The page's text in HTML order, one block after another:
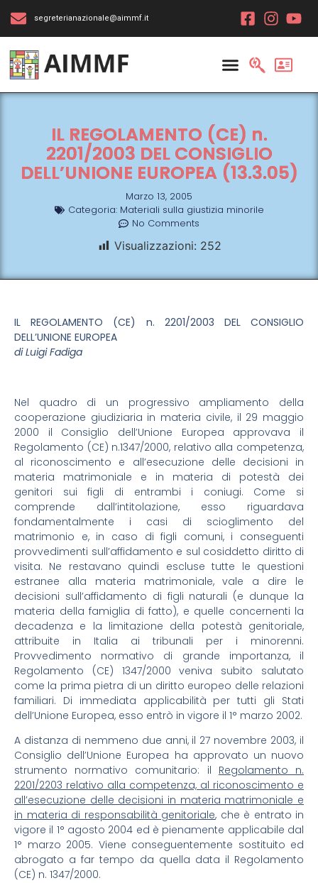
segreterianazionale@aimmf.it
IL REGOLAMENTO (CE) n.
2201/2003 DEL CONSIGLIO
DELL’UNIONE EUROPEA (13.3.05)
Marzo 13, 2005
Categoria: Materiali sulla giustizia minorile
No Comments
Visualizzazioni: 252
IL REGOLAMENTO (CE) n. 2201/2003 DEL CONSIGLIO
DELL’UNIONE EUROPEA
di Luigi Fadiga
Nel quadro di un progressivo ampliamento della
cooperazione giudiziaria in materia civile, il 29 maggio
2000 il Consiglio dell’Unione Europea approvava il
Regolamento (CE) n.1347/2000, relativo alla competenza,
al riconoscimento e all’esecuzione delle decisioni in
materia matrimoniale e in materia di potestà dei
genitori sui figli di entrambi i coniugi. Come si
comprende dall’intitolazione, esso riguardava
fondamentalmente i casi di scioglimento del
matrimonio e, in caso di figli comuni, i conseguenti
provvedimenti sull’affidamento e sul cosiddetto diritto di
visita. Ne restavano quindi escluse tutte le questioni
estranee alla materia matrimoniale, vale a dire le
decisioni sull’affidamento di figli naturali (e dunque la
materia della famiglia di fatto), e quelle concernenti la
decadenza e la limitazione della potestà genitoriale,
attribuite in Italia ai tribunali per i minorenni.
Provvedimento normativo di grande importanza, il
Regolamento (CE) 1347/2000 veniva subito salutato
come la prima pietra di un diritto europeo delle relazioni
familiari. Di immediata applicabilità per tutti gli Stati
dell’Unione Europea, esso entrò in vigore il 1° marzo 2002.
A distanza di nemmeno due anni, il 27 novembre 2003, il
Consiglio dell’Unione Europea ha approvato un nuovo
strumento normativo comunitario: il Regolamento n.
2201/2203 relativo alla competenza, al riconoscimento e
all’esecuzione delle decisioni in materia matrimoniale e
in materia di responsabilità genitoriale, che è entrato in
vigore il 1° agosto 2004 ed è pienamente applicabile dal
1° marzo 2005. Viene conseguentemente sostituito ed
abrogato a far tempo da quella data il Regolamento
(CE) n. 1347/2000.